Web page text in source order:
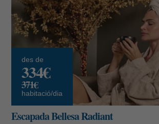
des de
334€
371€
habitació/dia
Escapada Bellesa Radiant